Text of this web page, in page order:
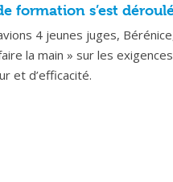
formation s’est
4 jeunes juges,
la main » sur les
et d’efficacité.